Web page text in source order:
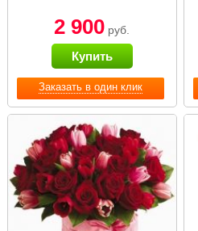
Заказать в один клик
2 900 руб.
Купить